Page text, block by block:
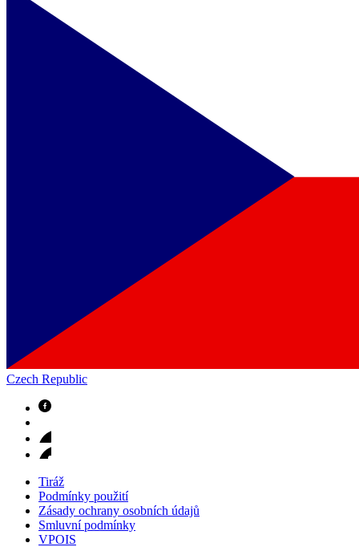
Czech Republic
Tiráž
Podmínky použití
Zásady ochrany osobních údajů
Smluvní podmínky
VPOIS